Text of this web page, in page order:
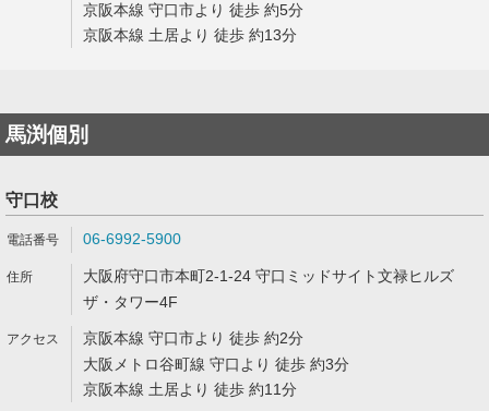
京阪本線 守口市より 徒歩 約5分
京阪本線 土居より 徒歩 約13分
馬渕個別
守口校
06-6992-5900
大阪府守口市本町2-1-24 守口ミッドサイト文禄ヒルズ
ザ・タワー4F
京阪本線 守口市より 徒歩 約2分
大阪メトロ谷町線 守口より 徒歩 約3分
京阪本線 土居より 徒歩 約11分